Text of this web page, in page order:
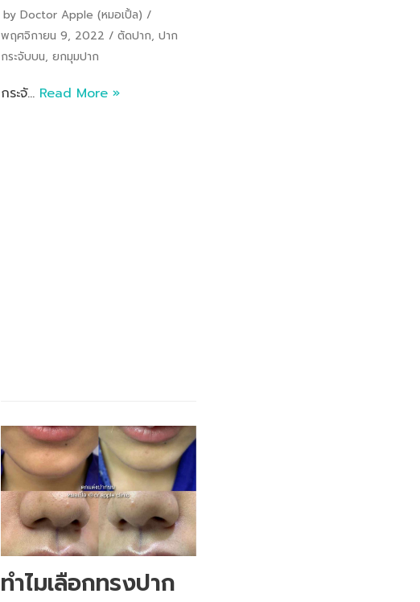
byDoctor Apple (หมอเปิ้ล)
พฤศจิกายน 9, 2022
ตัดปาก,ปาก
กระจับบน,ยกมุมปาก
กระจั… Read More »
ทำไมเลือกทรงปาก